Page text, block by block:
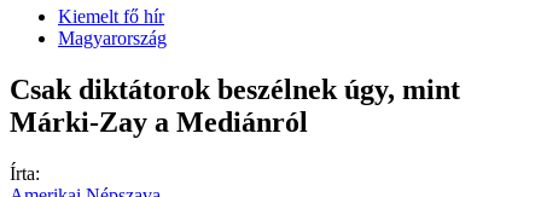
Kiemelt fő hír
Magyarország
Csak diktátorok beszélnek úgy, mint
Márki-Zay a Mediánról
Írta: